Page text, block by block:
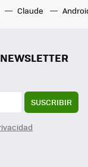
Claude
SUSCRIBIR